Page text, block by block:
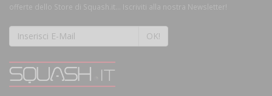
offerte dello Store di Squash.it... Iscriviti alla nostra Newsletter!
OK!